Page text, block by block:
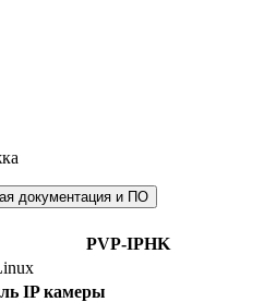
документация и ПО
PVP-IPHK
IP камеры